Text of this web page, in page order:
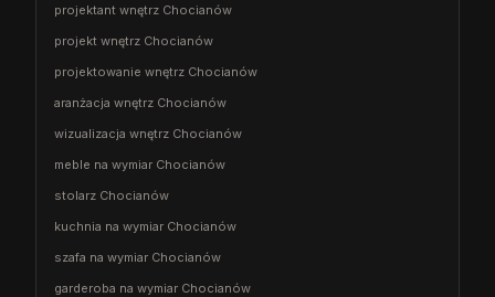
projektant wnętrz Chocianów
projekt wnętrz Chocianów
projektowanie wnętrz Chocianów
aranżacja wnętrz Chocianów
wizualizacja wnętrz Chocianów
meble na wymiar Chocianów
stolarz Chocianów
kuchnia na wymiar Chocianów
szafa na wymiar Chocianów
garderoba na wymiar Chocianów